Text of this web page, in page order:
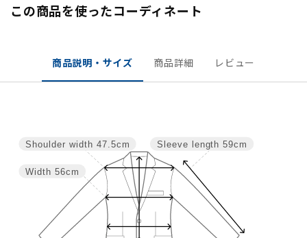
この商品を使ったコーディネート
商品説明・サイズ 商品詳細 レビュー
Sleeve length 59cm
Width 56cm
Shoulder width 47.5cm